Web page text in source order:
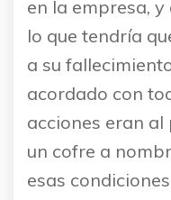
en la empresa,
lo que tendría
a su
acordado con
acciones eran
un cofre a
esas